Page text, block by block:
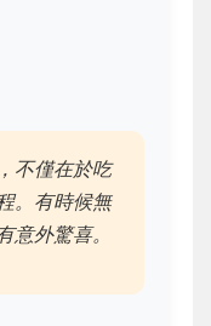
不僅在於吃
。有時候無
意外驚喜。